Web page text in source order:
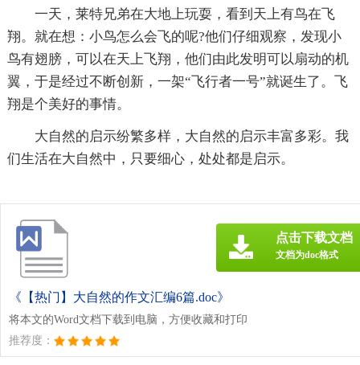
一天，莱特兄弟在大地上玩耍，看到天上有鸟在飞
翔。就在想：小鸟怎么会飞的呢?他们仔细观察，发现小
鸟有翅膀，可以在天上飞翔，他们由此发明可以扇动的机
翼，于是经过不断创新，一架“飞行者一号”就诞生了。飞
翔是个美好的事情。
大自然的启示纷繁多样，大自然的启示丰富多彩。我
们生活在大自然中，只要细心，处处都是启示。
《【热门】大自然的作文汇编6篇.doc》
将本文的Word文档下载到电脑，方便收藏和打印
推荐度：
点击下载文档
文档为doc格式